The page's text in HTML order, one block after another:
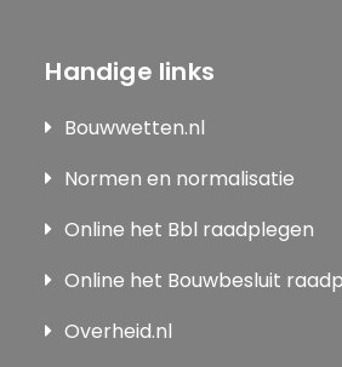
Handige links
Bouwwetten.nl
Normen en normalisatie
Online het Bbl raadplegen
Online het Bouwbesluit
Overheid.nl